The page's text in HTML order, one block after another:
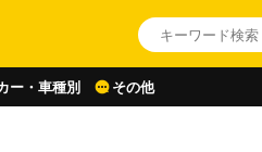
ー・車種別 その他